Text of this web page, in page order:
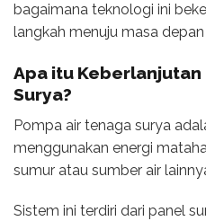
bagaimana teknologi ini
langkah menuju masa
Apa itu Keberlanjutan
Surya?
Pompa air tenaga surya
menggunakan energi
sumur atau sumber air
Sistem ini terdiri dari panel